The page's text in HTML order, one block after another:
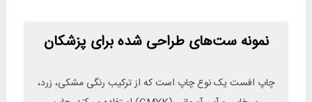
نمونه ست‌های طراحی شده برای پزشکان
چاپ افست یک نوع چاپ است که از ترکیب رنگی مشکی، زرد،